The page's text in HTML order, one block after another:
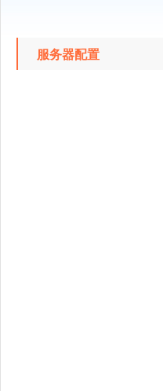
服务器配置